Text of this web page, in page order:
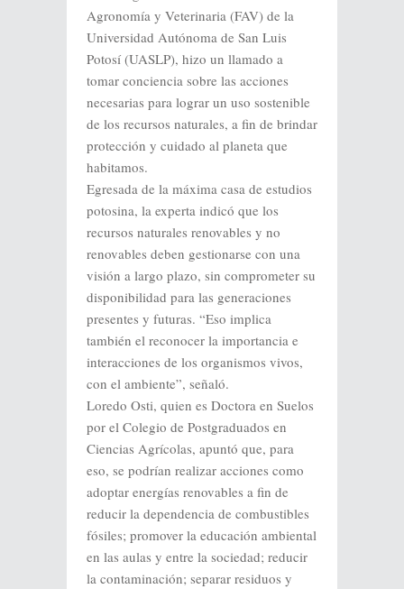
Agronomía y Veterinaria (FAV) de la
Universidad Autónoma de San Luis
Potosí (UASLP), hizo un llamado a
tomar conciencia sobre las acciones
necesarias para lograr un uso sostenible
de los recursos naturales, a fin de brindar
protección y cuidado al planeta que
habitamos.
Egresada de la máxima casa de estudios
potosina, la experta indicó que los
recursos naturales renovables y no
renovables deben gestionarse con una
visión a largo plazo, sin comprometer su
disponibilidad para las generaciones
presentes y futuras. “Eso implica
también el reconocer la importancia e
interacciones de los organismos vivos,
con el ambiente”, señaló.
Loredo Osti, quien es Doctora en Suelos
por el Colegio de Postgraduados en
Ciencias Agrícolas, apuntó que, para
eso, se podrían realizar acciones como
adoptar energías renovables a fin de
reducir la dependencia de combustibles
fósiles; promover la educación ambiental
en las aulas y entre la sociedad; reducir
la contaminación; separar residuos y